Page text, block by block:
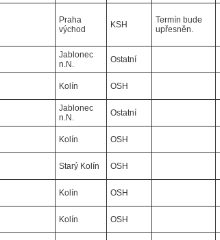
Praha
východ
KSH
Termín bude
upřesněn.
Jablonec
n.N.
Ostatní
Kolín OSH
Jablonec
n.N.
Ostatní
Kolín OSH
Starý Kolín OSH
Kolín OSH
Kolín OSH